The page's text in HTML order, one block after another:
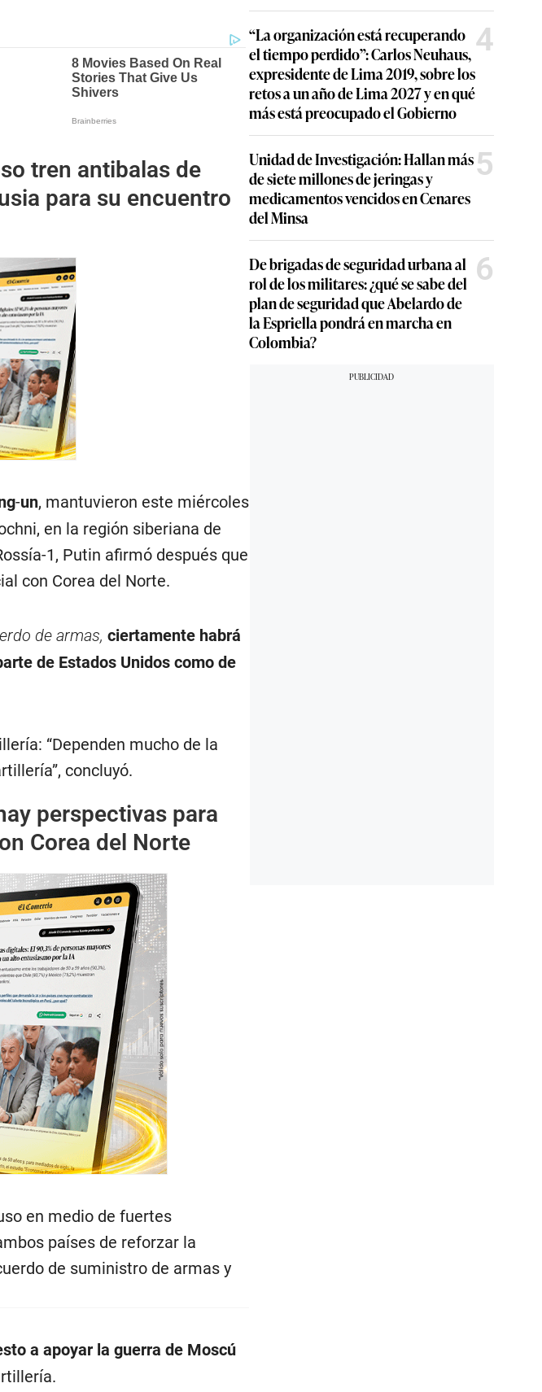
tren antibalas de
para su encuentro
-un, mantuvieron este miércoles
en la región siberiana de
1, Putin afirmó después que
con Corea del Norte.
de armas, ciertamente habrá
de Estados Unidos como de
“Dependen mucho de la
concluyó.
perspectivas para
Corea del Norte
en medio de fuertes
países de reforzar la
de suministro de armas y
a apoyar la guerra de Moscú
“La organización está recuperando
el tiempo perdido”: Carlos Neuhaus,
expresidente de Lima 2019, sobre los
retos a un año de Lima 2027 y en qué
más está preocupado el Gobierno
4
Unidad de Investigación: Hallan más
de siete millones de jeringas y
medicamentos vencidos en Cenares
del Minsa
5
De brigadas de seguridad urbana al
rol de los militares: ¿qué se sabe del
plan de seguridad que Abelardo de
la Espriella pondrá en marcha en
Colombia?
6